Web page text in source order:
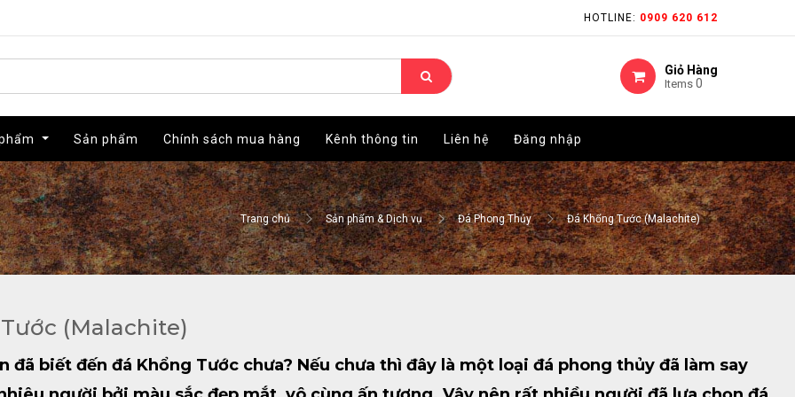
HOTLINE: 0909 620 612
Giỏ Hàng
Items 0
Sản phẩm Chính sách mua hàng Kênh thông tin Liên hệ Đăng nhập
HOTLINE: 0909 620 612
Giỏ Hàng
Items 0
Sản phẩm Chính sách mua hàng Kênh thông tin Liên hệ Đăng nhập
Trang chủ Sản phẩm & Dịch vụ Đá Phong Thủy Đá Khổng Tước (Malachite)
(Malachite)
đã biết đến đá Khổng Tước chưa? Nếu chưa thì đây là một loại đá phong thủy đã làm say